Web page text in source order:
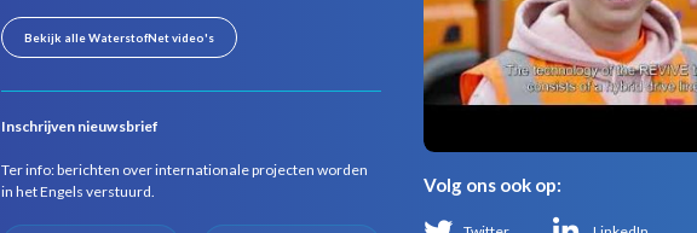
Bekijk alle WaterstofNet video's
Inschrijven nieuwsbrief
Ter info: berichten over internationale projecten worden
in het Engels verstuurd.
Volg ons ook op: